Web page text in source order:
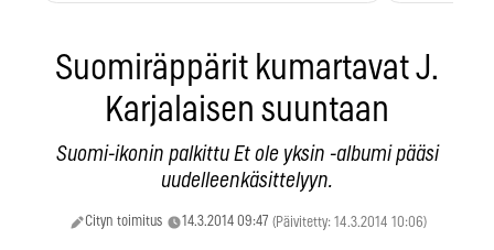
Suomiräppärit kumartavat J.
Karjalaisen suuntaan
Suomi-ikonin palkittu Et ole yksin -albumi pääsi
uudelleenkäsittelyyn.
Cityn toimitus 14.3.2014 09:47 (Päivitetty: 14.3.2014 10:06)